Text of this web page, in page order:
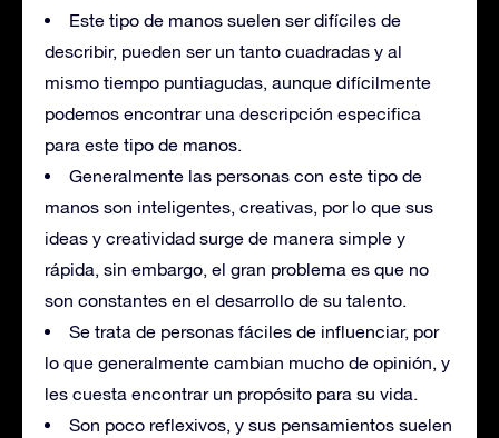
Este tipo de manos suelen ser difíciles de
describir, pueden ser un tanto cuadradas y al
mismo tiempo puntiagudas, aunque difícilmente
podemos encontrar una descripción especifica
para este tipo de manos.
Generalmente las personas con este tipo de
manos son inteligentes, creativas, por lo que sus
ideas y creatividad surge de manera simple y
rápida, sin embargo, el gran problema es que no
son constantes en el desarrollo de su talento.
Se trata de personas fáciles de influenciar, por
lo que generalmente cambian mucho de opinión, y
les cuesta encontrar un propósito para su vida.
Son poco reflexivos, y sus pensamientos suelen